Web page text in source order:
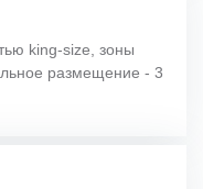
king-size, зоны
размещение - 3